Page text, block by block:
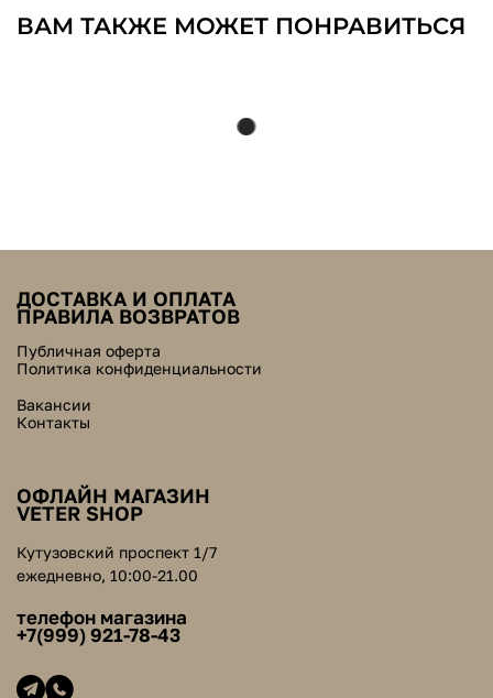
ВАМ ТАКЖЕ МОЖЕТ ПОНРАВИТЬСЯ
ДОСТАВКА И ОПЛАТА
ПРАВИЛА ВОЗВРАТОВ
Публичная оферта
Политика конфиденциальности
Вакансии
Контакты
ОФЛАЙН МАГАЗИН
VETER SHOP
Кутузовский проспект 1/7
ежедневно, 10:00-21.00
телефон магазина
+7(999) 921-78-43